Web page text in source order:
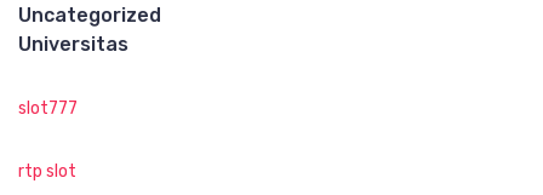
Uncategorized
Universitas
slot777
rtp slot